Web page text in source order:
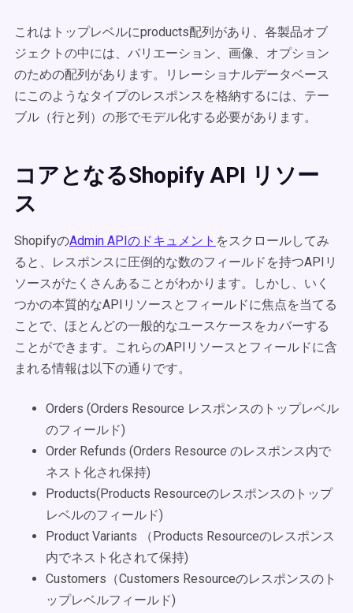
これはトップレベルにproducts配列があり、各製品オブ
ジェクトの中には、バリエーション、画像、オプション
のための配列があります。リレーショナルデータベース
にこのようなタイプのレスポンスを格納するには、テー
ブル（行と列）の形でモデル化する必要があります。
コアとなるShopify API リソー
ス
ShopifyのAdmin APIのドキュメント をスクロールしてみ
ると、レスポンスに圧倒的な数のフィールドを持つAPIリ
ソースがたくさんあることがわかります。しかし、いく
つかの本質的なAPIリソースとフィールドに焦点を当てる
ことで、ほとんどの一般的なユースケースをカバーする
ことができます。これらのAPIリソースとフィールドに含
まれる情報は以下の通りです。
Orders (Orders Resource レスポンスのトップレベル
のフィールド)
Order Refunds (Orders Resource のレスポンス内で
ネスト化され保持)
Products(Products Resourceのレスポンスのトップ
レベルのフィールド)
Product Variants
（Products Resourceのレスポンス
内でネスト化されて保持)
Customers （Customers Resourceのレスポンスのト
ップレベルフィールド)